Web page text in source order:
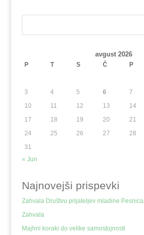
avgust 2026
P T S Č P
3
4 5 6 7
10
11 12 13 14
17
18 19 20 21
24
25 26 27 28
31
« Jun
Najnovejši prispevki
Zahvala Društvu prijateljev mladine Pesnica
Zahvala
Majhni koraki do velike samostojnosti